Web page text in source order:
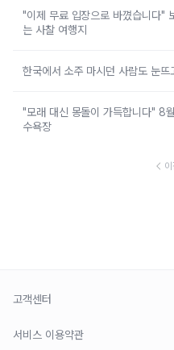
"이제 무료 입장으로 바꼈습니다"
는 사찰 여행지
한국에서 소주 마시던 사람도 눈
"모래 대신 몽돌이 가득합니다" 8
수욕장
고객센터
서비스 이용약관